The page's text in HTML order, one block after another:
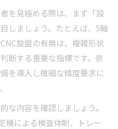
を見極める際は、まず「設
しましょう。たとえば、5軸
旋盤の有無は、複雑形状
断する重要な指標です。奈
を導入し微細な精度要求に
な内容を確認しましょう。
機による検査体制、トレー